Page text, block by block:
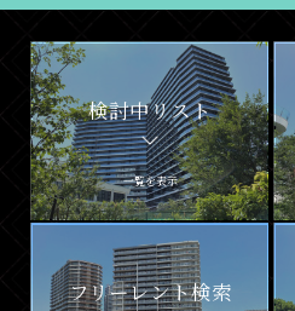
検討中リスト
一覧を表示
フリーレント検索